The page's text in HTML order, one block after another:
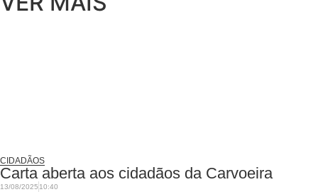
CIDADÃOS
Carta aberta aos cidadãos da Carvoeira
13/08/2025 10:40